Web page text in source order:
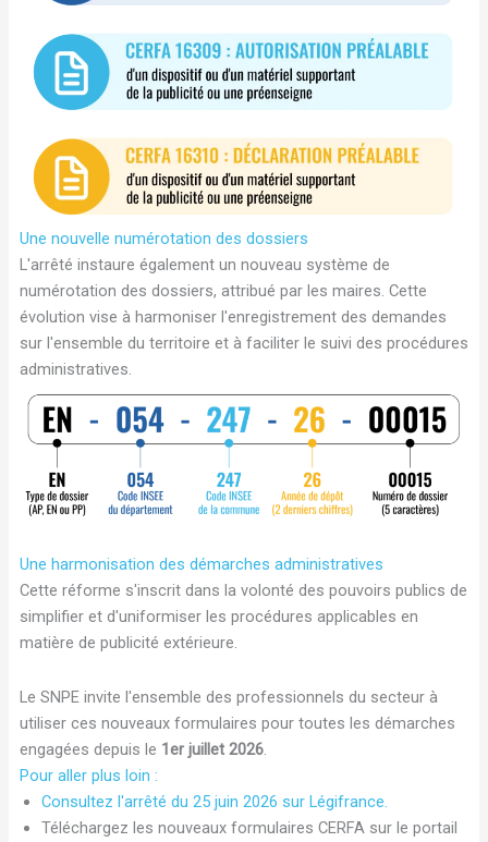
Une nouvelle numérotation des dossiers
L'arrêté instaure également un nouveau système de
numérotation des dossiers, attribué par les maires. Cette
évolution vise à harmoniser l'enregistrement des demandes
sur l'ensemble du territoire et à faciliter le suivi des procédures
administratives.
Une harmonisation des démarches administratives
Cette réforme s'inscrit dans la volonté des pouvoirs publics de
simplifier et d'uniformiser les procédures applicables en
matière de publicité extérieure.
Le SNPE invite l'ensemble des professionnels du secteur à
utiliser ces nouveaux formulaires pour toutes les démarches
engagées depuis le 1er juillet 2026.
Pour aller plus loin :
Consultez l'arrêté du 25 juin 2026 sur Légifrance.
Téléchargez les nouveaux formulaires CERFA sur le portail